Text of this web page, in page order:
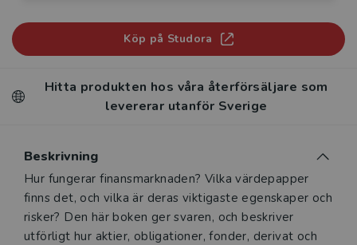
Köp på Studora
Hitta produkten hos våra återförsäljare som
levererar utanför Sverige
Beskrivning
Beskrivning
Hur fungerar finansmarknaden? Vilka värdepapper
finns det, och vilka är deras viktigaste egenskaper och
risker? Den här boken ger svaren, och beskriver
utförligt hur aktier, obligationer, fonder, derivat och